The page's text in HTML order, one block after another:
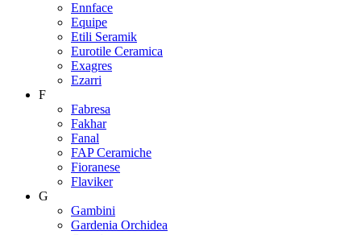
Ennface
Equipe
Etili Seramik
Eurotile Ceramica
Exagres
Ezarri
F
Fabresa
Fakhar
Fanal
FAP Ceramiche
Fioranese
Flaviker
G
Gambini
Gardenia Orchidea